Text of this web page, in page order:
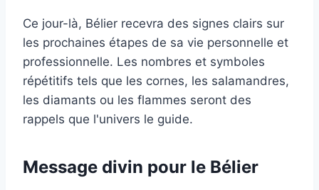
Ce jour-là, Bélier recevra des signes clairs sur
les prochaines étapes de sa vie personnelle et
professionnelle. Les nombres et symboles
répétitifs tels que les cornes, les salamandres,
les diamants ou les flammes seront des
rappels que l'univers le guide.
Message divin pour le Bélier